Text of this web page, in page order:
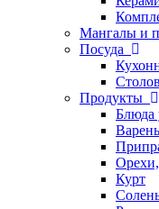
Мангалы и
Посуда
Продукты
Блюда
Курт